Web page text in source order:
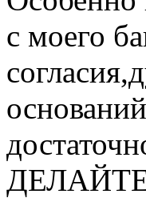
с моего